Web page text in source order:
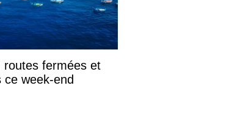
routes fermées et
week-end